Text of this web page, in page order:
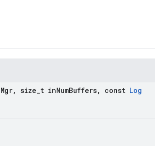
Mgr, size t inNumBuffers, const Log